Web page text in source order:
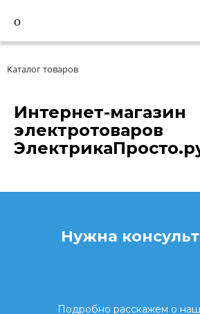
Каталог товаров
Интернет-магазин
электротоваров
Нужна
Подробно расскажем о